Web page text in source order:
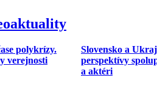
polykrízy.
verejnosti
Slovensko a
perspektívy
a aktéri